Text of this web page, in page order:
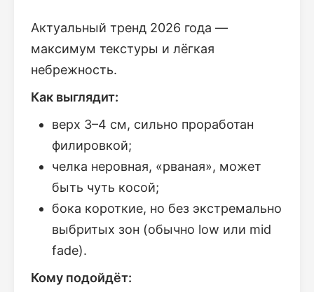
Актуальный тренд 2026 года —
максимум текстуры и лёгкая
небрежность.
Как выглядит:
верх 3–4 см, сильно проработан
филировкой;
челка неровная, «рваная», может
быть чуть косой;
бока короткие, но без экстремально
выбритых зон (обычно low или mid
fade).
Кому подойдёт: